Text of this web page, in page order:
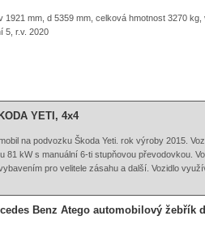
1921 mm, d 5359 mm, celková hmotnost 3270
5, r.v. 2020
YETI, 4x4
na podvozku Škoda Yeti. rok výroby 2015.
81 kW s manuální 6-ti stupňovou převodovkou.
pro velitele zásahu a další. Vozidlo
Benz Atego automobilový žebřík